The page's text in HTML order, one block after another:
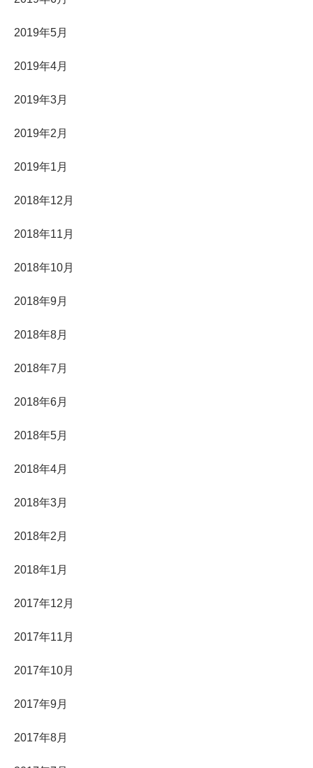
2019年5月
2019年4月
2019年3月
2019年2月
2019年1月
2018年12月
2018年11月
2018年10月
2018年9月
2018年8月
2018年7月
2018年6月
2018年5月
2018年4月
2018年3月
2018年2月
2018年1月
2017年12月
2017年11月
2017年10月
2017年9月
2017年8月